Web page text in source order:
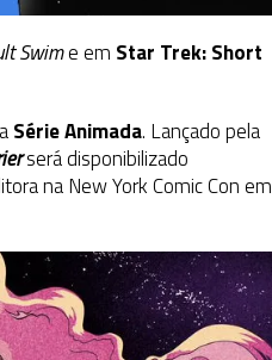
Swime em Star Trek: Short
Série Animada. Lançado pela
será disponibilizado
na New York Comic Con em